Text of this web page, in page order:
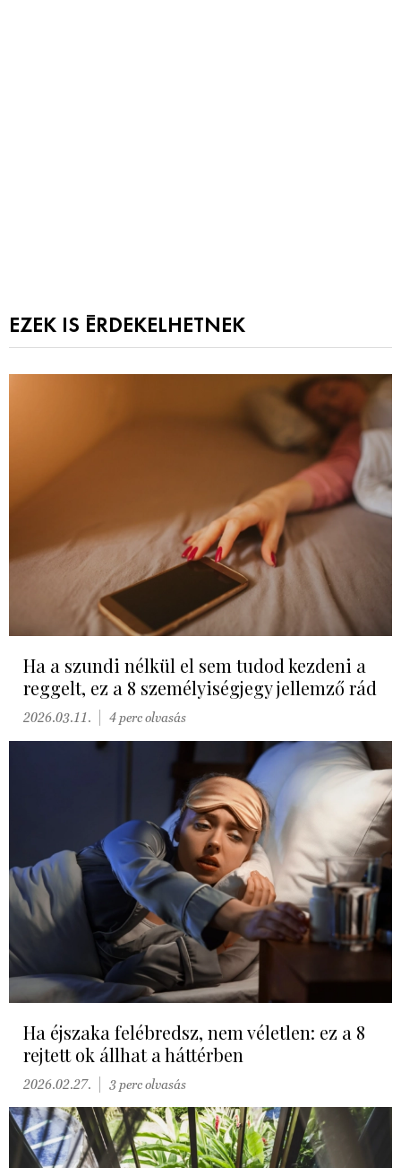
EZEK IS ÉRDEKELHETNEK
Ha a szundi nélkül el sem tudod kezdeni a
reggelt, ez a 8 személyiségjegy jellemző rád
2026.03.11. 4 perc olvasás
Ha éjszaka felébredsz, nem véletlen: ez a 8
rejtett ok állhat a háttérben
2026.02.27. 3 perc olvasás